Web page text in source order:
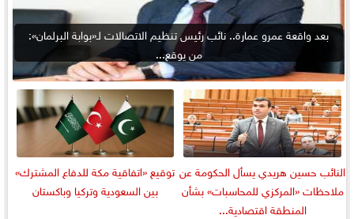
بعد واقعة عمرو عمارة.. نائب رئيس تنظيم الاتصالات لـ«بوابة البرلمان»:
من يوقع...
النائب حسين هريدي يسأل الحكومة عن
ملاحظات «المركزي للمحاسبات» بشأن
المنطقة اقتصادية...
توقيع «اتفاقية مكة للدفاع المشترك»
بين السعودية وتركيا وباكستان